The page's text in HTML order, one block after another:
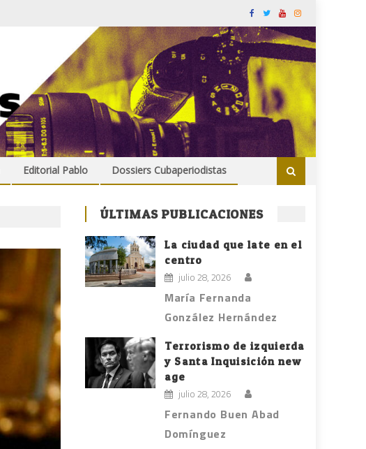
Editorial Pablo Dossiers Cubaperiodistas
ÚLTIMAS PUBLICACIONES
La ciudad que late en el
centro
julio 28, 2026
María Fernanda
González Hernández
Terrorismo de izquierda
y Santa Inquisición new
age
julio 28, 2026
Fernando Buen Abad
Domínguez